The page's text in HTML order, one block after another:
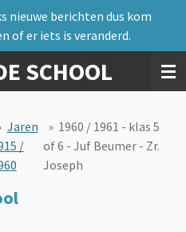
SCHOOL
nieuwe berichten dus kom
of er iets is veranderd.
Jaren
/
» 1960 / 1961 - klas 5
of 6 - Juf Beumer - Zr.
Joseph